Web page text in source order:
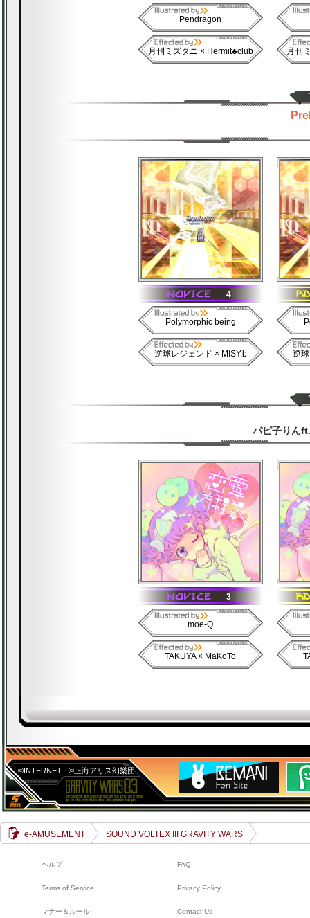
Pendragon
月刊ミズタニ × Hermit♣club 月刊
4
Polymorphic being
逆球レジェンド × MISY.b 逆
パピ子りん
3
moe-Q
TAKUYA × MaKoTo
©INTERNET ©上海アリス幻樂団
e-AMUSEMENT SOUND VOLTEX III GRAVITY WARS
ヘルプ FAQ
Terms of Service Privacy Policy
マナー＆ルール Contact Us